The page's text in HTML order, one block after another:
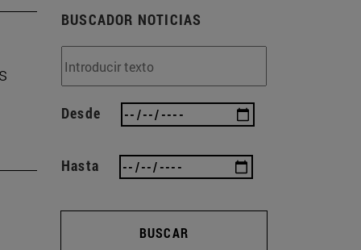
BUSCADOR NOTICIAS
Desde
Hasta
BUSCAR